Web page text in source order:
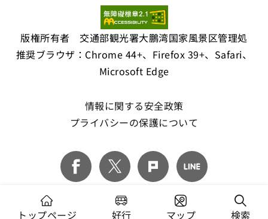
トップページ 好行 マップ 検索
版権所有者 交通部観光署大鵬湾国家風景区管理処
推奨ブラウザ：Chrome 44+、Firefox 39+、Safari、
Microsoft Edge
情報に関する安全政策
プライバシーの保護について